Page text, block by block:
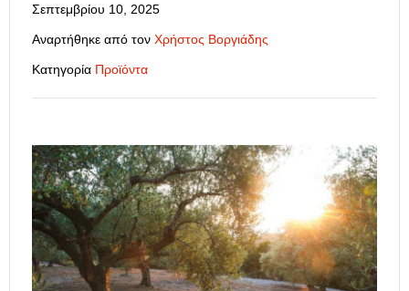
Σεπτεμβρίου 10, 2025
Αναρτήθηκε από τον Χρήστος Βοργιάδης
Κατηγορία Προϊόντα